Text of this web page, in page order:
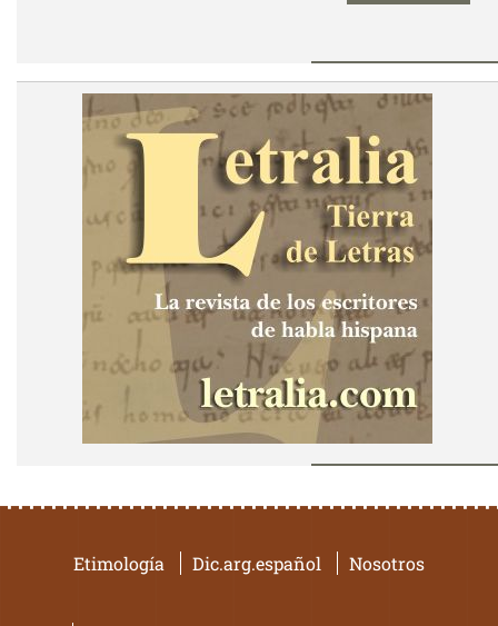
Etimología Dic.arg.español Nosotros